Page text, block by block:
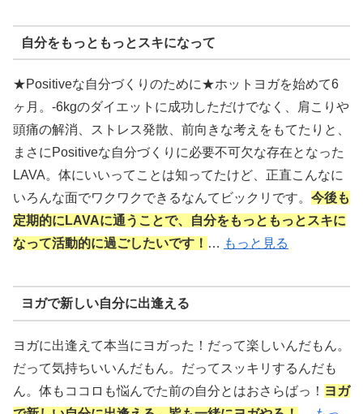
自分をもっともっとスキになって
★Positiveな自分づくりのために★ホットヨガを始めて6
ヶ月。-6kgのダイエットに成功しただけでなく、肩こりや
頭痛の解消、ストレス発散、前向きな考えをもてたりと、
まさにPositiveな自分づくりに必要不可欠な存在となった
LAVA。体にいいってことは知ってたけど、正直こんなに
いろんな面でワクワクできるなんてビックリです。 今後も
定期的にLAVAに通うことで、自分をもっともっとスキに
なって活動的に過ごしたいです！ … もっと見る
ヨガで新しい自分に出逢える
ヨガに出逢えて本当にヨガった！だって楽しいんだもん。
だって気持ちいいんだもん。だってスッキリするんだも
ん。体もココロも悩んでた前の自分とはおさらばっ！ ヨガ